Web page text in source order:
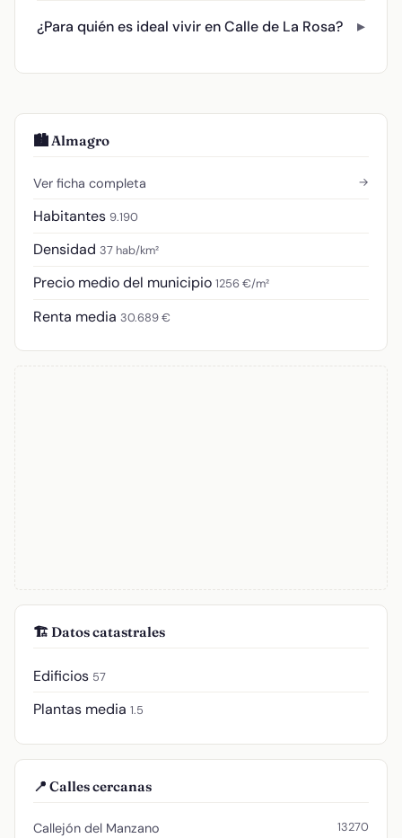
¿Para quién es ideal vivir en Calle de La Rosa?
🏙️ Almagro
Ver ficha completa →
Habitantes 9.190
Densidad 37 hab/km²
Precio medio del municipio 1256 €/m²
Renta media 30.689 €
🏗️ Datos catastrales
Edificios 57
Plantas media 1.5
📍 Calles cercanas
Callejón del Manzano 13270